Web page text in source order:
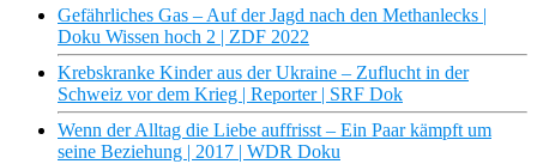
Gefährliches Gas – Auf der Jagd nach den Methanlecks |
Doku Wissen hoch 2 | ZDF 2022
Krebskranke Kinder aus der Ukraine – Zuflucht in der
Schweiz vor dem Krieg | Reporter | SRF Dok
Wenn der Alltag die Liebe auffrisst – Ein Paar kämpft um
seine Beziehung | 2017 | WDR Doku